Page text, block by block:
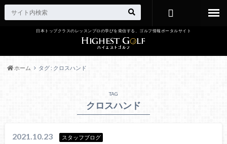
日本トップクラスのレッスンプロの学びを発信する、ゴルフ情報ポータルサイト
ホーム タグ : クロスハンド
TAG
クロスハンド
2021.10.23 スタッフブログ